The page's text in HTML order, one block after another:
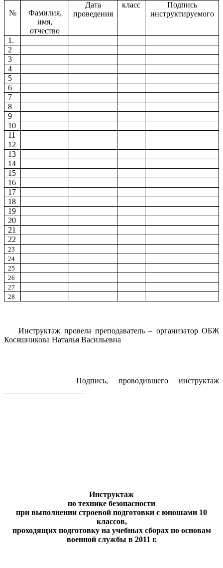
№
Фамилия,
имя,
отчество
Дата
проведения
класс
Подпись
инструктируемого
1.
2
3
4
5
6
7
8
9
10
11
12
13
14
15
16
17
18
19
20
21
22
23
24
25
26
27
28
Инструктаж провела преподаватель – организатор ОБЖ
Косяшникова Наталья Васильевна
Подпись, проводившего инструктаж
Инструктаж
по технике безопасности
при выполнении строевой подготовки с юношами 10
классов,
проходящих подготовку на учебных сборах по основам
военной службы в 2011 г.